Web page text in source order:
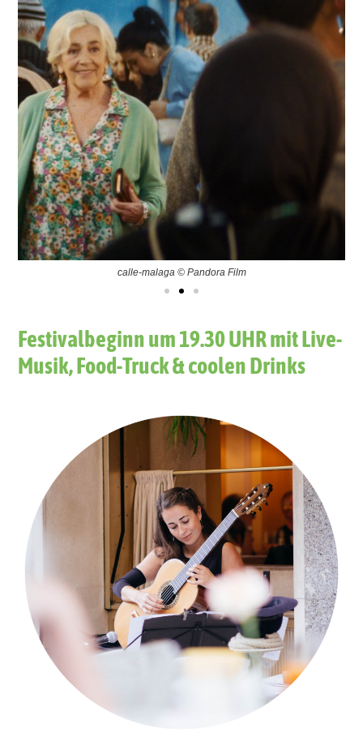
calle-malaga © Pandora Film
Festivalbeginn um 19.30 UHR mit Live-
Musik, Food-Truck & coolen Drinks